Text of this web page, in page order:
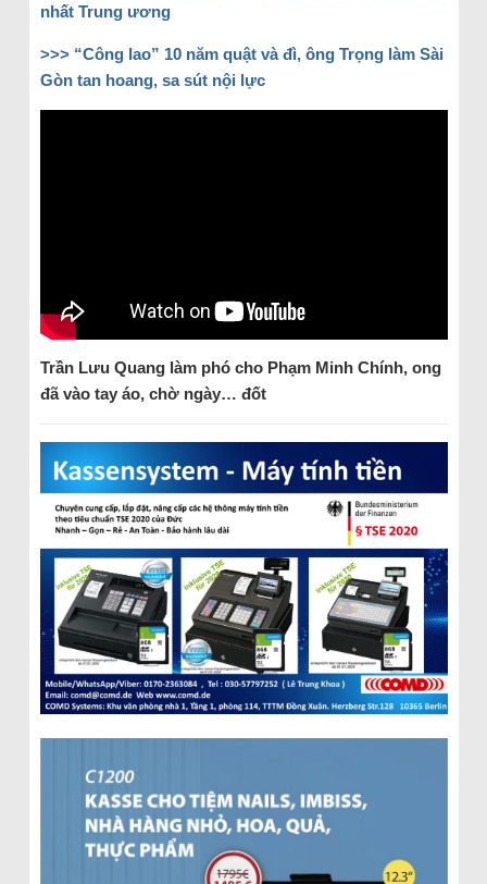
nhất Trung ương
>>> “Công lao” 10 năm quật và đì, ông Trọng làm Sài
Gòn tan hoang, sa sút nội lực
Trần Lưu Quang làm phó cho Phạm Minh Chính, ong
đã vào tay áo, chờ ngày… đốt